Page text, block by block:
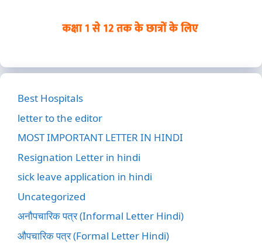
Best Hospitals
letter to the editor
MOST IMPORTANT LETTER IN HINDI
Resignation Letter in hindi
sick leave application in hindi
Uncategorized
अनौपचारिक पत्र (Informal Letter Hindi)
औपचारिक पत्र (Formal Letter Hindi)